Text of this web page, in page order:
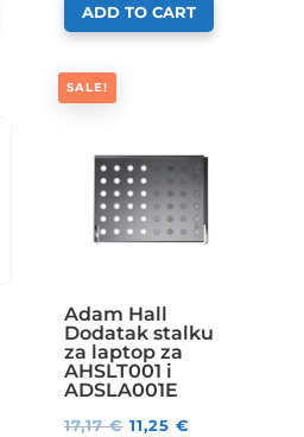
ADD TO CART
SALE!
Adam Hall
Dodatak stalku
za laptop za
AHSLT001 i
ADSLA001E
17,17€ 11,25€